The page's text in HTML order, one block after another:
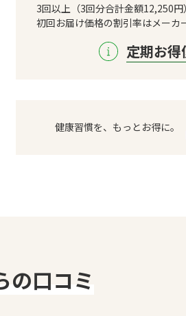
3回以上（3回分合計金額12,250円
初回お届け価格の割引率はメーカ
定期お得
健康習慣を、もっとお得に。
の口コミ